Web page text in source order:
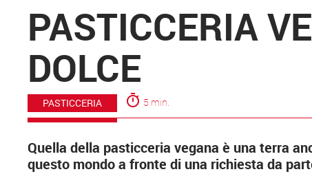
PASTICCERIA
DOLCE
PASTICCERIA timer 5 min.
Quella della pasticceria vegana è una terra
questo mondo a fronte di una richiesta da